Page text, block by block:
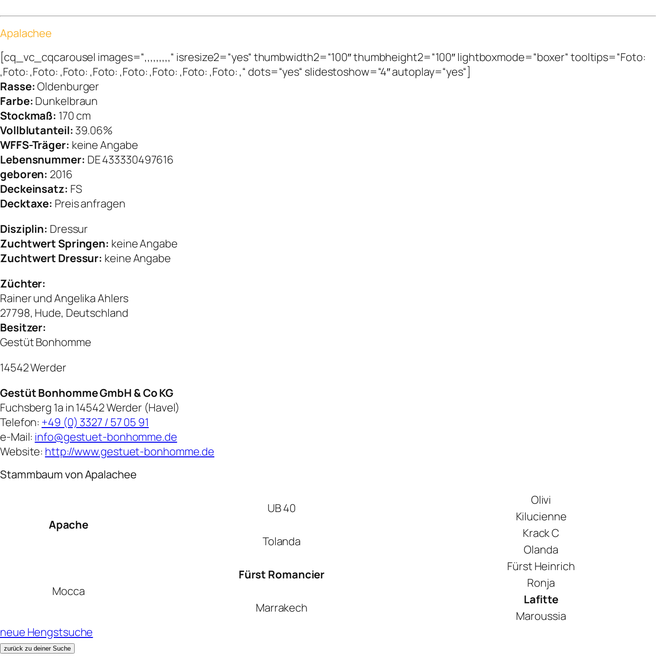
Apalachee
[cq_vc_cqcarousel images=“,,,,,,,,,“ isresize2=“yes“ thumbwidth2=“100″ thumbheight2=“100″ lightboxmode=“boxer“ tooltips=“Foto:
,Foto: ,Foto: ,Foto: ,Foto: ,Foto: ,Foto: ,Foto: ,Foto: ,“ dots=“yes“ slidestoshow=“4″ autoplay=“yes“]
Rasse:Oldenburger
Farbe: Dunkelbraun
Stockmaß: 170 cm
Vollblutanteil: 39.06%
WFFS-Träger: keine Angabe
Lebensnummer: DE 433330497616
geboren: 2016
Deckeinsatz: FS
Decktaxe: Preis anfragen
Disziplin: Dressur
Zuchtwert Springen: keine Angabe
Zuchtwert Dressur: keine Angabe
Züchter:
Rainer und Angelika Ahlers
27798, Hude, Deutschland
Besitzer:
Gestüt Bonhomme
14542 Werder
Gestüt Bonhomme GmbH & Co KG
Fuchsberg 1a in 14542 Werder (Havel)
Telefon: +49 (0) 3327 / 57 05 91
e-Mail: info@gestuet-bonhomme.de
Website: http://www.gestuet-bonhomme.de
Stammbaum von Apalachee
Apache
UB 40
Olivi
Kilucienne
Tolanda
Krack C
Olanda
Mocca
Fürst Romancier
Fürst Heinrich
Ronja
Marrakech
Lafitte
Maroussia
neue Hengstsuche
zurück zu deiner Suche